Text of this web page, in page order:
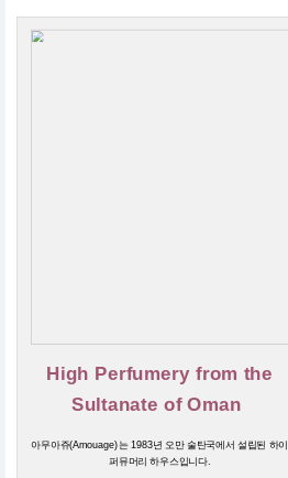
High Perfumery from the
Sultanate of Oman
아무아쥬(Amouage)는 1983년 오만 술탄국에서 설립된 하이
퍼뮤머리 하우스입니다.